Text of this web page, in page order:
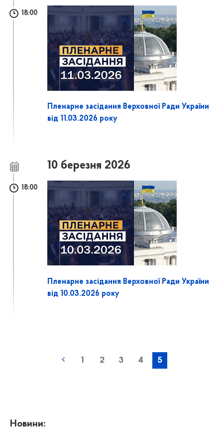
18:00
Пленарне засідання Верховної Ради України
від 11.03.2026 року
10 березня 2026
18:00
Пленарне засідання Верховної Ради України
від 10.03.2026 року
1 2 3 4 5
Новини: